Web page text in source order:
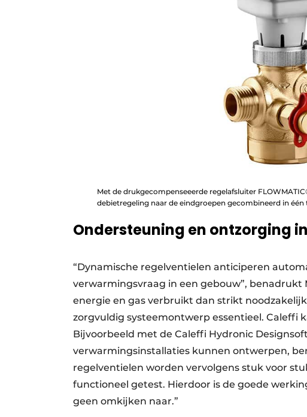
Met de drukgecompenseeerde regelafsluiter
debietregeling naar de eindgroepen gecombineerd in één
Ondersteuning en ontzorging
“Dynamische regelventielen anticiperen
verwarmingsvraag in een gebouw”,
energie en gas verbruikt dan strikt
zorgvuldig systeemontwerp essentieel. Caleffi
Bijvoorbeeld met de Caleffi Hydronic
verwarmingsinstallaties kunnen ontwerpen,
regelventielen worden vervolgens stuk voor
functioneel getest. Hierdoor is de goede
geen omkijken naar.”